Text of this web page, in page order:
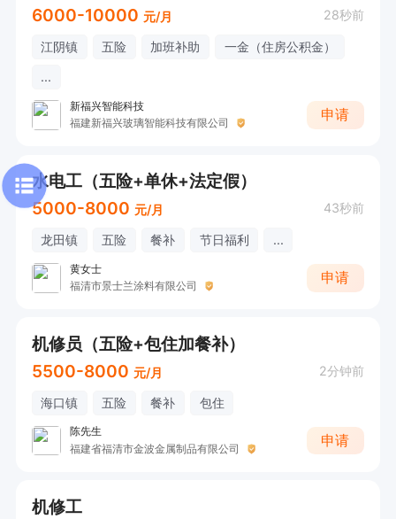
6000-10000 元/月 28秒前
江阴镇 五险 加班补助
一金（住房公积金）
...
新福兴智能科技
福建新福兴玻璃智能科技有限公司
申请
水电工（五险+单休+法定假）
5000-8000 元/月 43秒前
龙田镇 五险 餐补 节日福利 ...
黄女士
福清市景士兰涂料有限公司
申请
机修员（五险+包住加餐补）
5500-8000 元/月 2分钟前
海口镇 五险 餐补 包住
陈先生
福建省福清市金波金属制品有限公司
申请
机修工